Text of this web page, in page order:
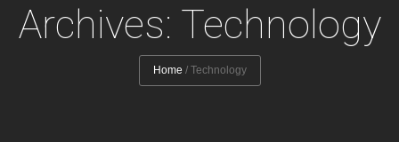
Archives: Technology
Home / Technology